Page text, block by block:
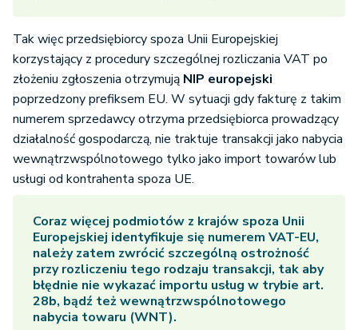
Tak więc przedsiębiorcy spoza Unii Europejskiej
korzystający z procedury szczególnej rozliczania VAT po
złożeniu zgłoszenia otrzymują NIP europejski
poprzedzony prefiksem EU. W sytuacji gdy fakturę z takim
numerem sprzedawcy otrzyma przedsiębiorca prowadzący
działalność gospodarczą, nie traktuje transakcji jako nabycia
wewnątrzwspólnotowego tylko jako import towarów lub
usługi od kontrahenta spoza UE.
Coraz więcej podmiotów z krajów spoza Unii
Europejskiej identyfikuje się numerem VAT-EU,
należy zatem zwrócić szczególną ostrożność
przy rozliczeniu tego rodzaju transakcji, tak aby
błędnie nie wykazać importu usług w trybie art.
28b, bądź też wewnątrzwspólnotowego
nabycia towaru (WNT).